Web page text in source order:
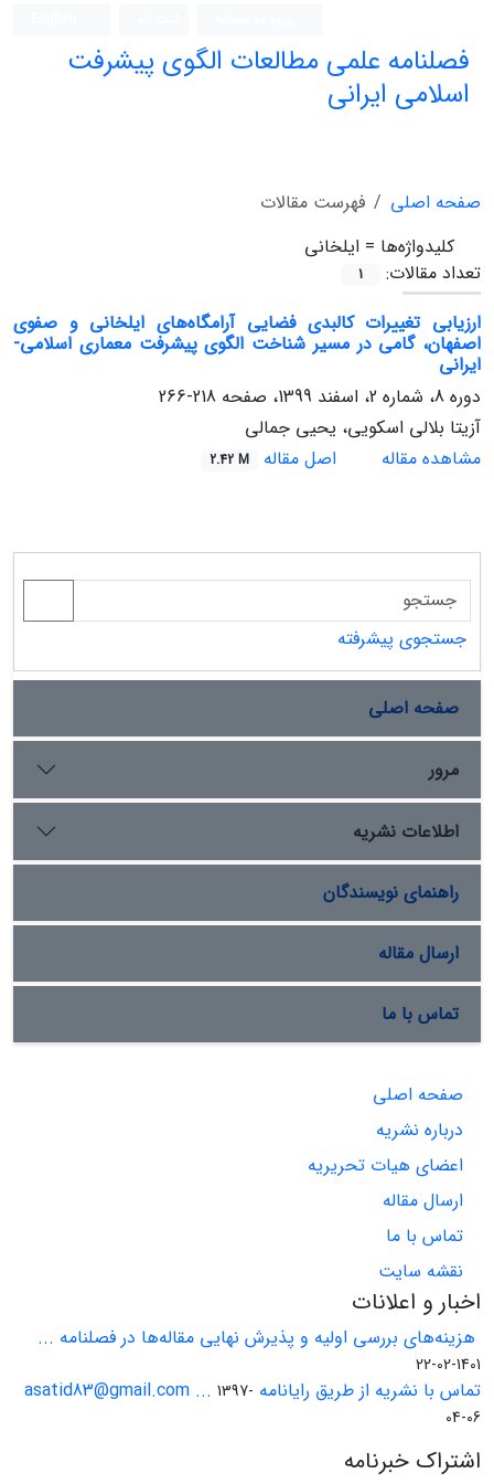
فصلنامه علمی مطالعات الگوی پیشرفت
اسلامی ایرانی
صفحه اصلی
فهرست مقالات
کلیدواژه‌ها = ایلخانی
تعداد مقالات:
1
ارزیابی تغییرات کالبدی فضایی آرامگاه‌های ایلخانی و صفوی
اصفهان، گامی در مسیر شناخت الگوی پیشرفت معماری اسلامی-
ایرانی
دوره 8، شماره 2، اسفند 1399، صفحه
218-266
آزیتا بلالی اسکویی، یحیی جمالی
مشاهده مقاله
اصل مقاله 2.42 M
جستجوی پیشرفته
صفحه اصلی
مرور
اطلاعات نشریه
راهنمای نویسندگان
ارسال مقاله
تماس با ما
صفحه اصلی
درباره نشریه
اعضای هیات تحریریه
ارسال مقاله
تماس با ما
نقشه سایت
اخبار و اعلانات
هزینه‌های بررسی اولیه و پذیرش نهایی مقاله‌ها در فصلنامه ...
1401-02-22
تماس با نشریه از طریق رایانامه asatid83@gmail.com ... 1397-
04-06
اشتراک خبرنامه